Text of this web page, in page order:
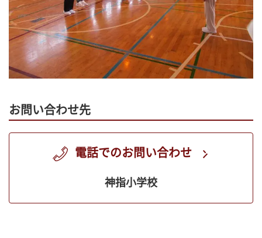
お問い合わせ先
電話でのお問い合わせ
神指小学校